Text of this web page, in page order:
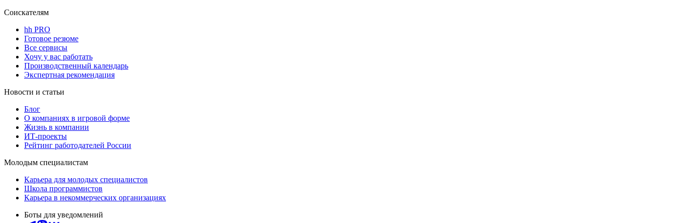
Соискателям
hh PRO
Готовое резюме
Все сервисы
Хочу у вас работать
Производственный календарь
Экспертная рекомендация
Новости и статьи
Блог
О компаниях в игровой форме
Жизнь в компании
ИТ-проекты
Рейтинг работодателей России
Молодым специалистам
Карьера для молодых специалистов
Школа программистов
Карьера в некоммерческих организациях
Боты для уведомлений